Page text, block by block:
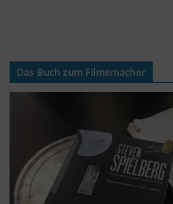
Das Buch zum Filmemacher